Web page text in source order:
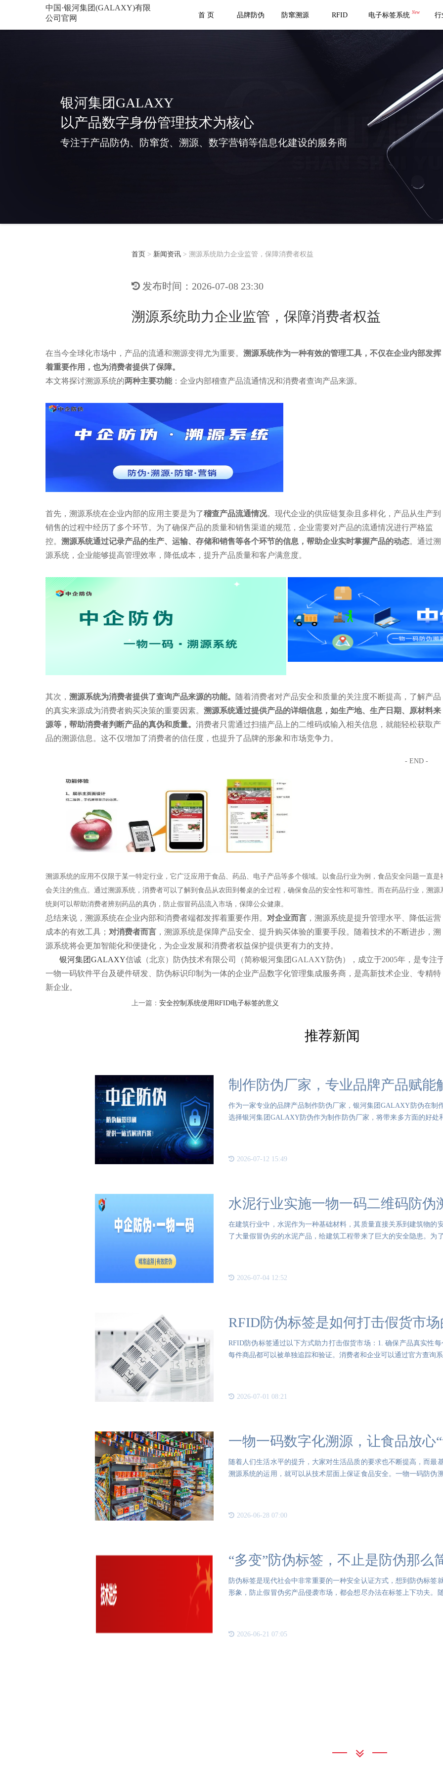
中国·银河集团(GALAXY)有限
公司官网
首 页 品牌防伪 防窜溯源 RFID 电子标签系统 New 行
银河集团GALAXY
以产品数字身份管理技术为核心
专注于产品防伪、防窜货、溯源、数字营销等信息化建设的服务商
首页 > 新闻资讯 > 溯源系统助力企业监管，保障消费者权益
发布时间：2026-07-08 23:30
溯源系统助力企业监管，保障消费者权益
在当今全球化市场中，产品的流通和溯源变得尤为重要。 溯源系统作为一种有效的管理工具， 不仅在企业内部发挥
着重要作用，也为消费者提供了保障。
本文将探讨溯源系统的两种主要功能：企业内部稽查产品流通情况和消费者查询产品来源。
首先，溯源系统在企业内部的应用主要是为了稽查产品流通情况。现代企业的供应链复杂且多样化，产品从生产到
销售的过程中经历了多个环节。为了确保产品的质量和销售渠道的规范，企业需要对产品的流通情况进行严格监
控。 溯源系统通过记录产品的生产、运输、存储和销售等各个环节的信息，帮助企业实时掌握产品的动态。通过溯
源系统，企业能够提高管理效率，降低成本，提升产品质量和客户满意度。
其次， 溯源系统为消费者提供了查询产品来源的功能。
随着消费者对产品安全和质量的关注度不断提高，了解产品
的真实来源成为消费者购买决策的重要因素。 溯源系统通过提供产品的详细信息，如生产地、生产日期、原材料来
源等，帮助消费者判断产品的真伪和质量。 消费者只需通过扫描产品上的二维码或输入相关信息，就能轻松获取产
品的溯源信息。这不仅增加了消费者的信任度，也提升了品牌的形象和市场竞争力。
溯源系统的应用不仅限于某一特定行业，它广泛应用于食品、药品、电子产品等多个领域。以食品行业为例，食品安全问题一直是
会关注的焦点。通过溯源系统，消费者可以了解到食品从农田到餐桌的全过程，确保食品的安全性和可靠性。而在药品行业，溯源
统则可以帮助消费者辨别药品的真伪，防止假冒药品流入市场，保障公众健康。
总结来说，溯源系统在企业内部和消费者端都发挥着重要作用。 对企业而言 ，溯源系统是提升管理水平、降低运营
成本的有效工具； 对消费者而言 ，溯源系统是保障产品安全、提升购买体验的重要手段。随着技术的不断进步，溯
源系统将会更加智能化和便捷化，为企业发展和消费者权益保护提供更有力的支持。
银河集团GALAXY信诚（北京）防伪技术有限公司（简称银河集团GALAXY防伪），成立于2005年，是专注
一物一码软件平台及硬件研发、防伪标识印制为一体的企业产品数字化管理集成服务商，是高新技术企业、专精特
新企业。
- END -
上一篇： 安全控制系统使用RFID电子标签的意义
推荐新闻
制作防伪厂家，专业品牌产品赋能
作为一家专业的品牌产品制作防伪厂家，银河集团GALAXY防伪在制
选择银河集团GALAXY防伪作为制作防伪厂家，将带来多方面的好
2026-07-12 15:49
水泥行业实施一物一码二维码防伪
在建筑行业中，水泥作为一种基础材料，其质量直接关系到建筑物的
了大量假冒伪劣的水泥产品，给建筑工程带来了巨大的安全隐患。为
2026-07-04 12:52
RFID防伪标签是如何打击假货市
RFID防伪标签通过以下方式助力打击假货市场：1. 确保产品真实性
每件商品都可以被单独追踪和验证。消费者和企业可以通过官方查询
2026-07-01 08:21
一物一码数字化溯源，让食品放心
随着人们生活水平的提升，大家对生活品质的要求也不断提高，而最
溯源系统的运用，就可以从技术层面上保证食品安全。一物一码防伪
2026-06-28 07:00
“多变”防伪标签，不止是防伪那么
防伪标签是现代社会中非常重要的一种安全认证方式，想到防伪标签
形象，防止假冒伪劣产品侵袭市场，都会想尽办法在标签上下功夫。
2026-06-21 07:05